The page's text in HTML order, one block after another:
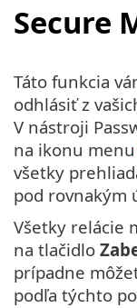
Secure
Táto funkcia
odhlásiť z
V nástroji
na ikonu menu
všetky
pod rovnakým
Všetky relácie
na tlačidlo
prípadne
podľa týchto